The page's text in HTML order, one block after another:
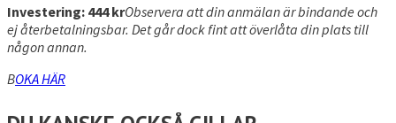
Investering: 444 krObservera att din anmälan är bindande och
ej återbetalningsbar. Det går dock fint att överlåta din plats till
någon annan.
BOKA HÄR